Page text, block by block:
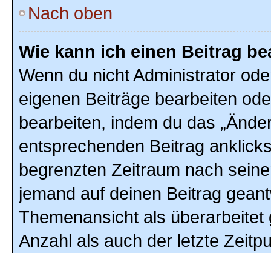
Nach oben
Wie kann ich einen Beitrag
Wenn du nicht Administrator
eigenen Beiträge bearbeiten
bearbeiten, indem du das
entsprechenden Beitrag
begrenzten Zeitraum nach
jemand auf deinen Beitrag
Themenansicht als
Anzahl als auch der letzte